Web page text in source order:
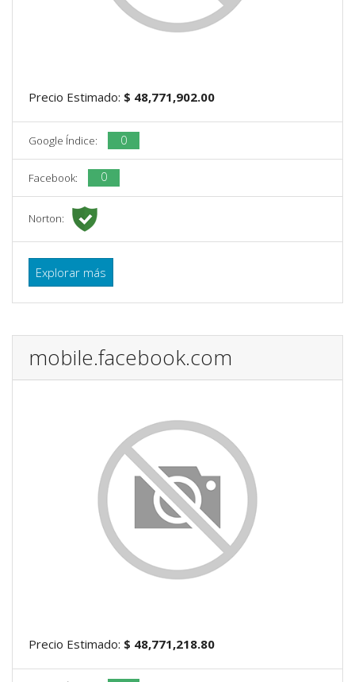
Precio Estimado: $ 48,771,902.00
Google Índice: 0
Facebook: 0
Norton:
Explorar más
mobile.facebook.com
Precio Estimado: $ 48,771,218.80